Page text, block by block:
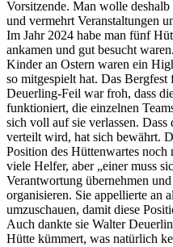
Vorsitzende. Man wolle
und vermehrt Veranstaltungen
Im Jahr 2024 habe man fünf
ankamen und gut besucht
Kinder an Ostern waren ein
so mitgespielt hat. Das Bergfest
Deuerling-Feil war froh, dass
funktioniert, die einzelnen
sich voll auf sie verlassen.
verteilt wird, hat sich bewährt.
Position des Hüttenwartes noch
viele Helfer, aber „einer muss
Verantwortung übernehmen
organisieren. Sie appellierte an
umzuschauen, damit diese
Auch dankte sie Walter
Hütte kümmert, was natürlich